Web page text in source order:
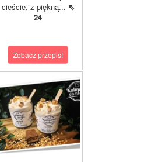
cieście, z piękną... ⇖
24
Zobacz przepis!